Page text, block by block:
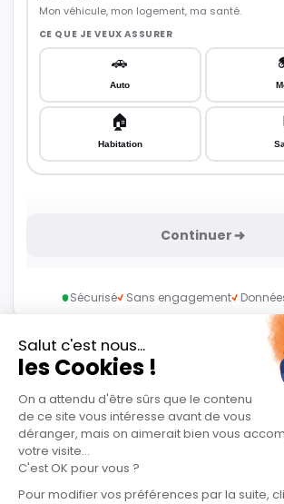
Mon véhicule, mon logement, ma santé.
CE QUE JE VEUX ASSURER
🚗
Auto
🏠
Habitation
Continuer
Sécurisé Sans engagement
🗂️ TON DOSSIER
Assuré
Complétude
G GEN
En ligne
Salut ! Je suis GEN, l'assistant assurance 24/7 d'Assurdix.
veux assurer — je compare 80 assureurs pour toi en